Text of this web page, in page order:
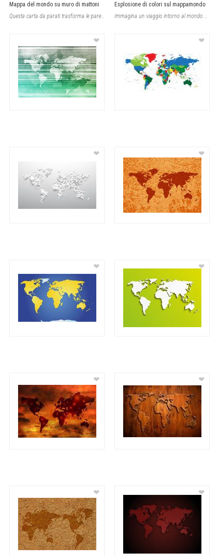
Mappa del mondo su muro di mattoni
Questa carta da parati trasforma le pareti con un effetto urbano e rustico, most
Esplosione di colori sul mappamondo
Immagina un viaggio intorno al mondo attraverso un’esplosione di colori e form
❤ ❤
❤ ❤
❤ ❤
❤ ❤
❤ ❤